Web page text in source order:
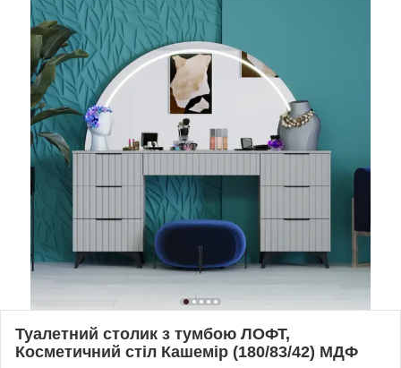
Туалетний столик з тумбою ЛОФТ,
Косметичний стіл Кашемір (180/83/42) МДФ